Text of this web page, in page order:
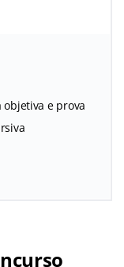
objetiva e prova